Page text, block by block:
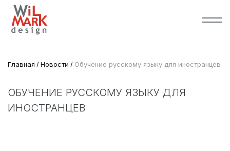
Главная Новости Обучение русскому языку для иностранцев
ОБУЧЕНИЕ РУССКОМУ ЯЗЫКУ ДЛЯ
ИНОСТРАНЦЕВ